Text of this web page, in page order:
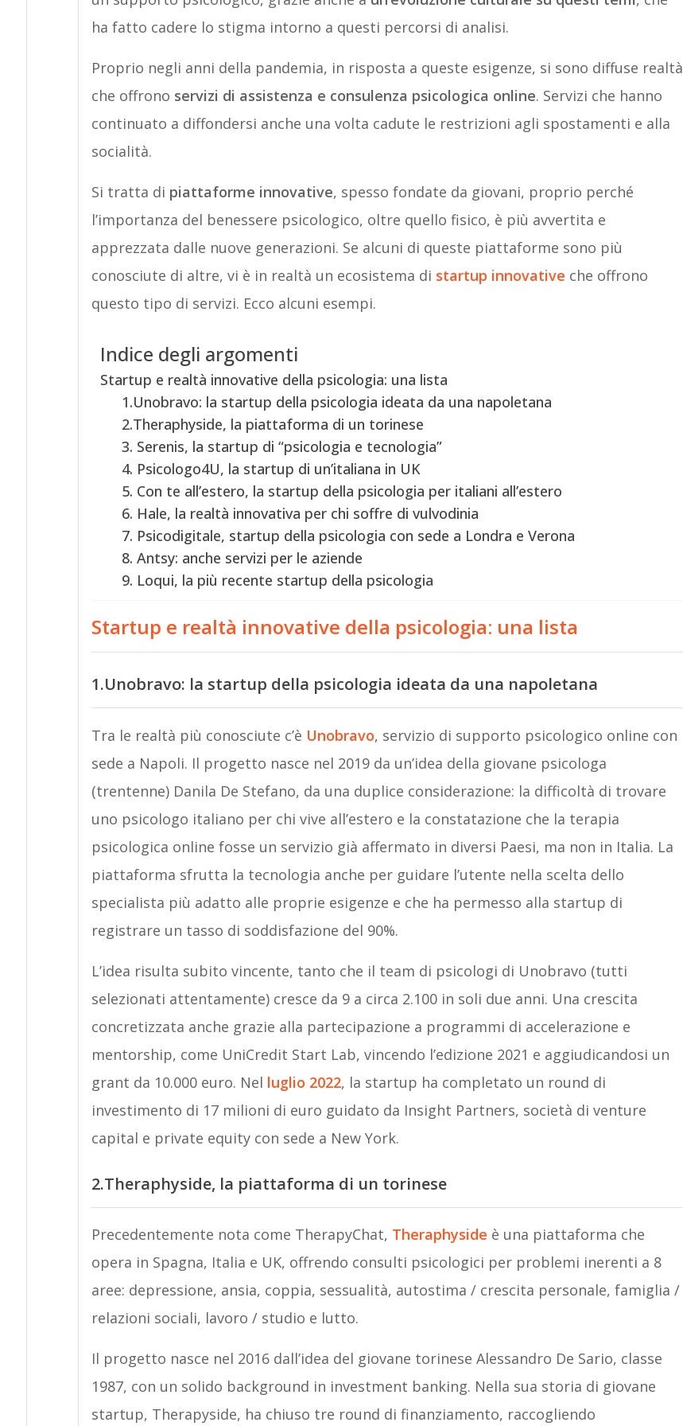
ha fatto cadere lo stigma intorno a questi percorsi di analisi.
Proprio negli anni della pandemia, in risposta a queste esigenze, si sono diffuse realtà
che offrono servizi di assistenza e consulenza psicologica online. Servizi che hanno
continuato a diffondersi anche una volta cadute le restrizioni agli spostamenti e alla
socialità.
Si tratta di piattaforme innovative, spesso fondate da giovani, proprio perché
l’importanza del benessere psicologico, oltre quello fisico, è più avvertita e
apprezzata dalle nuove generazioni. Se alcuni di queste piattaforme sono più
conosciute di altre, vi è in realtà un ecosistema di startup innovative che offrono
questo tipo di servizi. Ecco alcuni esempi.
Indice degli argomenti
Startup e realtà innovative della psicologia: una lista
1.Unobravo: la startup della psicologia ideata da una napoletana
2.Theraphyside, la piattaforma di un torinese
3. Serenis, la startup di “psicologia e tecnologia”
4. Psicologo4U, la startup di un’italiana in UK
5. Con te all’estero, la startup della psicologia per italiani all’estero
6. Hale, la realtà innovativa per chi soffre di vulvodinia
7. Psicodigitale, startup della psicologia con sede a Londra e Verona
8. Antsy: anche servizi per le aziende
9. Loqui, la più recente startup della psicologia
Startup e realtà innovative della psicologia: una lista
1.Unobravo: la startup della psicologia ideata da una napoletana
Tra le realtà più conosciute c’è Unobravo, servizio di supporto psicologico online con
sede a Napoli. Il progetto nasce nel 2019 da un’idea della giovane psicologa
(trentenne) Danila De Stefano, da una duplice considerazione: la difficoltà di trovare
uno psicologo italiano per chi vive all’estero e la constatazione che la terapia
psicologica online fosse un servizio già affermato in diversi Paesi, ma non in Italia. La
piattaforma sfrutta la tecnologia anche per guidare l’utente nella scelta dello
specialista più adatto alle proprie esigenze e che ha permesso alla startup di
registrare un tasso di soddisfazione del 90%.
L’idea risulta subito vincente, tanto che il team di psicologi di Unobravo (tutti
selezionati attentamente) cresce da 9 a circa 2.100 in soli due anni. Una crescita
concretizzata anche grazie alla partecipazione a programmi di accelerazione e
mentorship, come UniCredit Start Lab, vincendo l’edizione 2021 e aggiudicandosi un
grant da 10.000 euro. Nel luglio 2022, la startup ha completato un round di
investimento di 17 milioni di euro guidato da Insight Partners, società di venture
capital e private equity con sede a New York.
2.Theraphyside, la piattaforma di un torinese
Precedentemente nota come TherapyChat, Theraphyside è una piattaforma che
opera in Spagna, Italia e UK, offrendo consulti psicologici per problemi inerenti a 8
aree: depressione, ansia, coppia, sessualità, autostima / crescita personale, famiglia /
relazioni sociali, lavoro / studio e lutto.
Il progetto nasce nel 2016 dall’idea del giovane torinese Alessandro De Sario, classe
1987, con un solido background in investment banking. Nella sua storia di giovane
startup, Therapyside, ha chiuso tre round di finanziamento, raccogliendo